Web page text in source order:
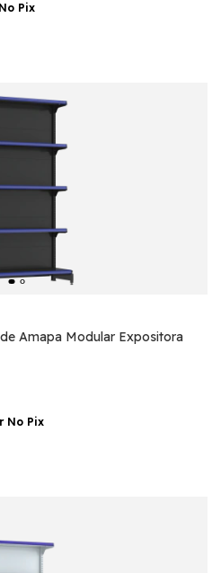
Pix
Amapa Modular Expositora
No Pix